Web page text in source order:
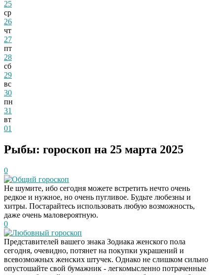
25
ср
26
чт
27
пт
28
сб
29
вс
30
пн
31
вт
01
Рыбы: гороскоп на 25 марта 2025
0
Общий гороскоп
Не шумите, ибо сегодня можете встретить нечто очень
редкое и нужное, но очень пугливое. Будьте любезны и
хитры. Постарайтесь использовать любую возможность,
даже очень маловероятную.
0
Любовный гороскоп
Представителей вашего знака Зодиака женского пола
сегодня, очевидно, потянет на покупки украшений и
всевозможных женских штучек. Однако не слишком сильно
опустошайте свой бумажник - легкомысленно потраченные